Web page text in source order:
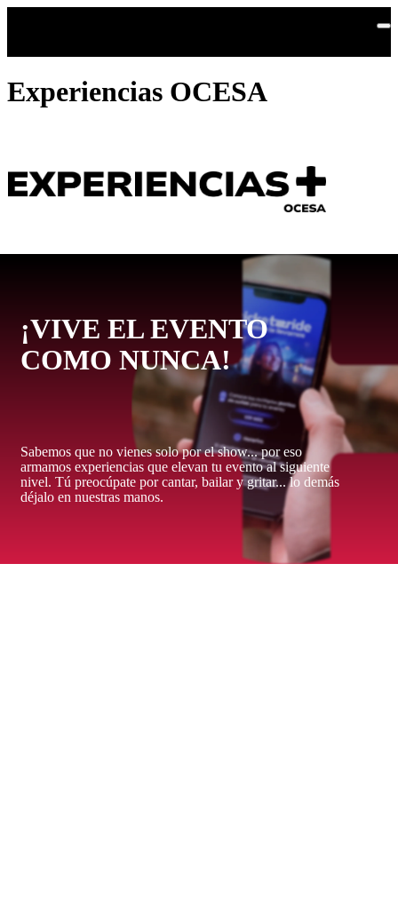
Experiencias OCESA
¡VIVE EL EVENTO
COMO NUNCA!
Sabemos que no vienes solo por el show... por eso
armamos experiencias que elevan tu evento al siguiente
nivel. Tú preocúpate por cantar, bailar y gritar... lo demás
déjalo en nuestras manos.